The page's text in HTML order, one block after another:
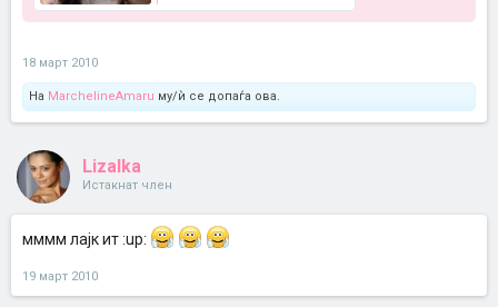
18 март 2010
На MarchelineAmaru му/ѝ се допаѓа ова.
Lizalka
Истакнат член
мммм лајк ит :up:
19 март 2010